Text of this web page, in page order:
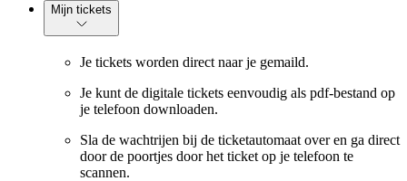
Mijn tickets
Je tickets worden direct naar je gemaild.
Je kunt de digitale tickets eenvoudig als pdf-bestand op
je telefoon downloaden.
Sla de wachtrijen bij de ticketautomaat over en ga direct
door de poortjes door het ticket op je telefoon te
scannen.